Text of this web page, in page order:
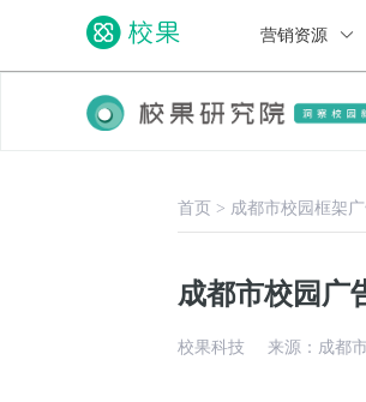
营销资源
首页 > 成都市校园框架
成都市校园广
校果科技 来源：成都